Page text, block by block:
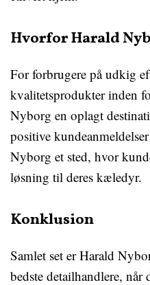
Hvorfor Harald
For forbrugere på udkig
kvalitetsprodukter inden
Nyborg en oplagt
positive
Nyborg et sted, hvor
løsning til deres kæledyr.
Konklusion
Samlet set er Harald
bedste detailhandlere,